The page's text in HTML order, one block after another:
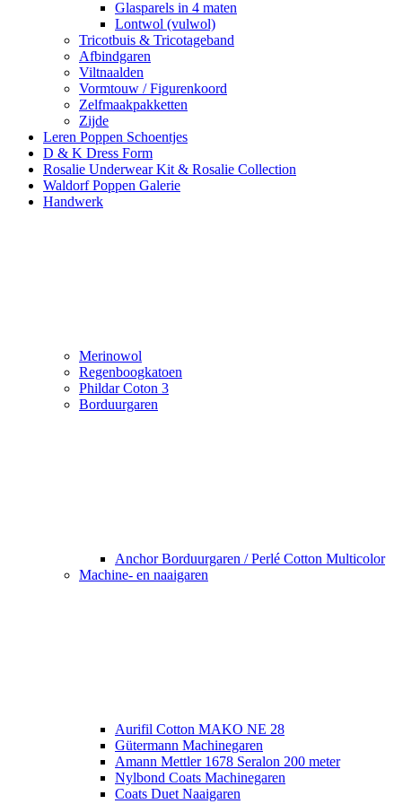
Glasparels in 4 maten
Lontwol (vulwol)
Tricotbuis & Tricotageband
Afbindgaren
Viltnaalden
Vormtouw / Figurenkoord
Zelfmaakpakketten
Zijde
Leren Poppen Schoentjes
D & K Dress Form
Rosalie Underwear Kit & Rosalie Collection
Waldorf Poppen Galerie
Handwerk
Merinowol
Regenboogkatoen
Phildar Coton 3
Borduurgaren
Anchor Borduurgaren / Perlé Cotton Multicolor
Machine- en naaigaren
Aurifil Cotton MAKO NE 28
Gütermann Machinegaren
Amann Mettler 1678 Seralon 200 meter
Nylbond Coats Machinegaren
Coats Duet Naaigaren